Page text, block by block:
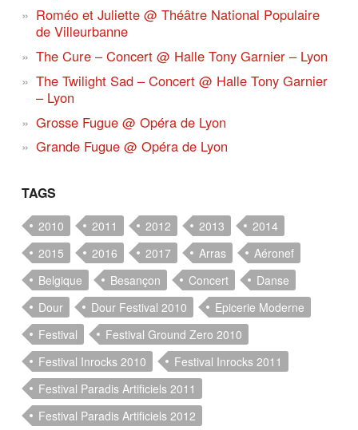
Roméo et Juliette @ Théâtre National Populaire
de Villeurbanne
The Cure – Concert @ Halle Tony Garnier – Lyon
The Twilight Sad – Concert @ Halle Tony Garnier
– Lyon
Grosse Fugue @ Opéra de Lyon
Grande Fugue @ Opéra de Lyon
TAGS
2010 2011 2012 2013
2014
2015
2016 2017 Arras
Aéronef
Belgique
Besançon Concert
Danse
Dour
Dour Festival 2010
Epicerie Moderne
Festival
Festival Ground Zero 2010
Festival Inrocks 2010
Festival Inrocks 2011
Festival Paradis Artificiels 2011
Festival Paradis Artificiels 2012